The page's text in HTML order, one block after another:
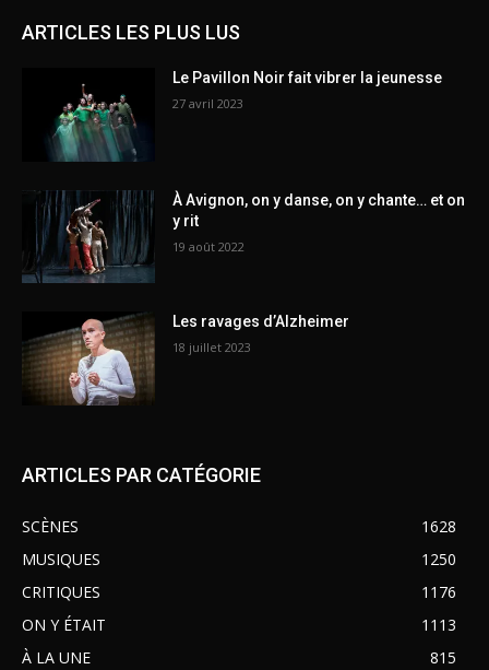
ARTICLES LES PLUS LUS
Le Pavillon Noir fait vibrer la jeunesse
27 avril 2023
À Avignon, on y danse, on y chante… et on
y rit
19 août 2022
Les ravages d’Alzheimer
18 juillet 2023
ARTICLES PAR CATÉGORIE
SCÈNES
1628
MUSIQUES
1250
CRITIQUES
1176
ON Y ÉTAIT
1113
À LA UNE
815